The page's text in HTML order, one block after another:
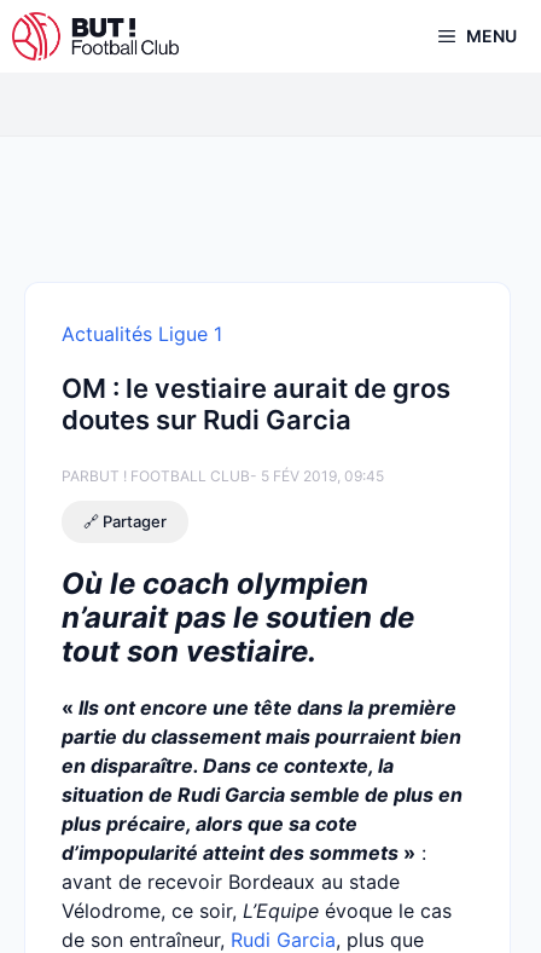
Aller
au
MENU
Actualités Ligue 1
OM : le vestiaire aurait de gros
doutes sur Rudi Garcia
PARBUT ! FOOTBALL CLUB- 5 FÉV 2019, 09:45
🔗 Partager
Où le coach olympien
n’aurait pas le soutien de
tout son vestiaire.
« Ils ont encore une tête dans la première
partie du classement mais pourraient bien
en disparaître. Dans ce contexte, la
situation de Rudi Garcia semble de plus en
plus précaire, alors que sa cote
d’impopularité atteint des sommets » :
avant de recevoir Bordeaux au stade
Vélodrome, ce soir, L’Equipe évoque le cas
de son entraîneur, Rudi Garcia, plus que